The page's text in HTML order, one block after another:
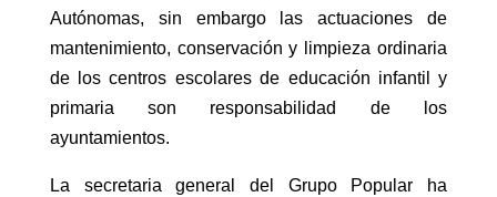
Autónomas, sin embargo las actuaciones de
mantenimiento, conservación y limpieza ordinaria
de los centros escolares de educación infantil y
primaria son responsabilidad de los
ayuntamientos.
La secretaria general del Grupo Popular ha